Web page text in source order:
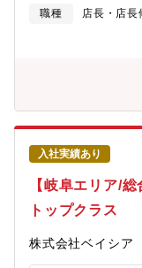
こうした方がいい。
す。【研修・教育制
ェーンストアを視察
ています。※営業時
月20h程度／繁忙期8
職種
店長・店長
入社実績あり
【岐阜エリア/
トップクラス
株式会社ベイシア